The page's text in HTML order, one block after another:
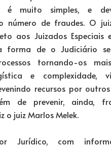
é muito simples, e
número de fraudes. O
aos Juizados Especiais
forma de o Judiciário
tornando-os
e complexidade,
recursos por
de prevenir, ainda,
o juiz Marlos Melek.
Jurídico, com